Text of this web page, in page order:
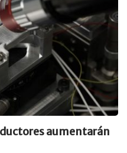
aumentarán